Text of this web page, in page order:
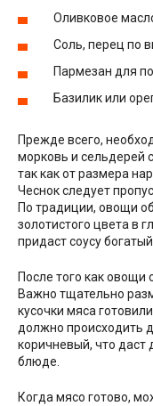
Оливковое
Соль, перец по
Пармезан для
Базилик или
Прежде всего,
морковь и сельдерей
так как от размера
Чеснок следует
По традиции, овощи
золотистого цвета в
придаст соусу богатый
После того как
Важно тщательно
кусочки мяса
должно происходить
коричневый, что
блюде.
Когда мясо готово,